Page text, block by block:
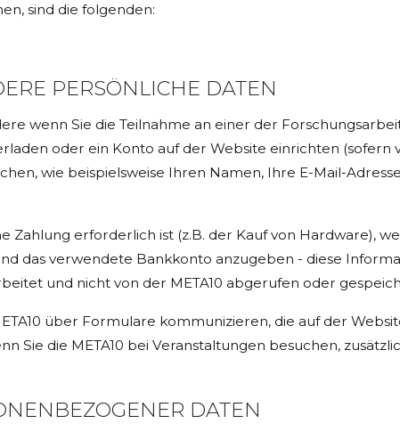
sind die folgenden:
PERSÖNLICHE DATEN
wenn Sie die Teilnahme an einer der
oder ein Konto auf der Website einrichten (sofern
wie beispielsweise Ihren Namen, Ihre E-Mail-
Zahlung erforderlich ist (z.B. der Kauf von Hardware),
das verwendete Bankkonto anzugeben - diese
und nicht von der META10 abgerufen oder
über Formulare kommunizieren, die auf der
Sie die META10 bei Veranstaltungen besuchen,
DATEN